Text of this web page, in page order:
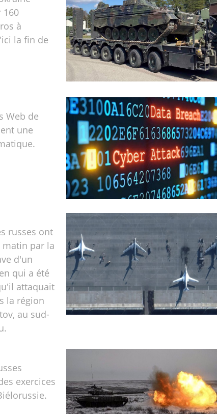
160
à
la fin de
Web de
une
russes ont
par la
d'un
qui a été
attaquait
la région
au sud-
exercices